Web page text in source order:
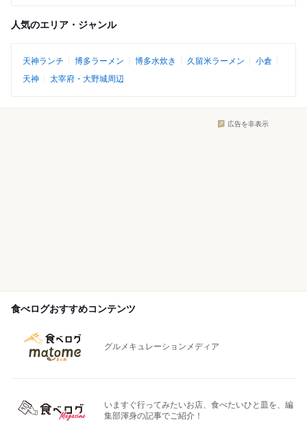
人気のエリア・ジャンル
天神ランチ 博多ラーメン 博多水炊き 久留米ラーメン
小倉
天神
太宰府・大野城周辺
広告を非表示
食べログおすすめコンテンツ
グルメキュレーションメディア
いますぐ行ってみたいお店、食べたいひと皿を、編
集部渾身の記事でご紹介！